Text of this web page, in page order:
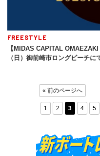
FREESTYLE
【MIDAS CAPITAL
（日）御前崎市ロングビーチに
« 前のページへ
1 2 3 4 5